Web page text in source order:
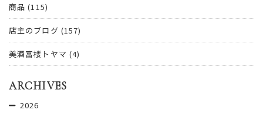
商品 (115)
店主のブログ (157)
美酒富楼トヤマ (4)
ARCHIVES
2026